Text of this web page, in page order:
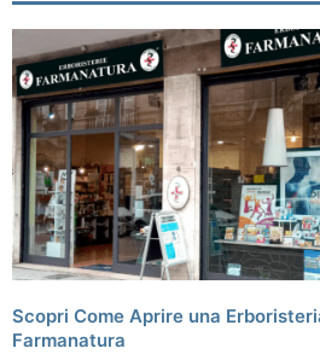
Scopri Come Aprire una
Farmanatura